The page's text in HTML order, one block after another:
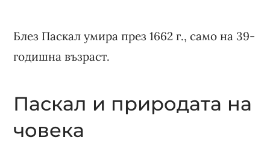
Блез Паскал умира през 1662 г., само на 39-
годишна възраст.
Паскал и природата на
човека